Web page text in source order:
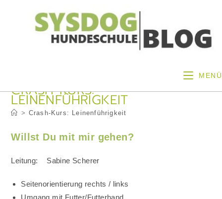
MENÜ
CRASH-KURS:
LEINENFÜHRIGKEIT
> Crash-Kurs: Leinenführigkeit
Willst Du mit mir gehen?
Leitung: Sabine Scherer
Seitenorientierung rechts / links
Umgang mit Futter/Futterhand